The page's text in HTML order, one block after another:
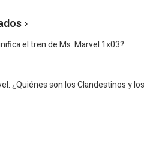
el tren de Ms. Marvel 1x03?
¿Quiénes son los Clandestinos y los